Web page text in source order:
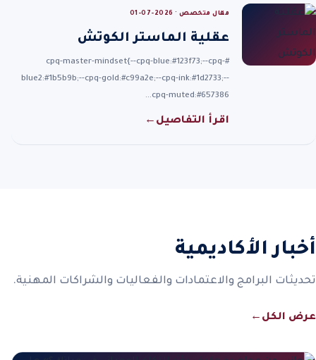
مقال متخصص · 2026-07-01
عقلية الماستر الكوتش
#cpq-master-mindset{--cpq-blue:#123f73;--cpq-
blue2:#1b5b9b;--cpq-gold:#c99a2e;--cpq-ink:#1d2733;--
cpq-muted:#657386…
اقرأ التفاصيل ←
أخبار الأكاديمية
تحديثات البرامج والاعتمادات والفعاليات والشراكات المهنية.
عرض الكل ←